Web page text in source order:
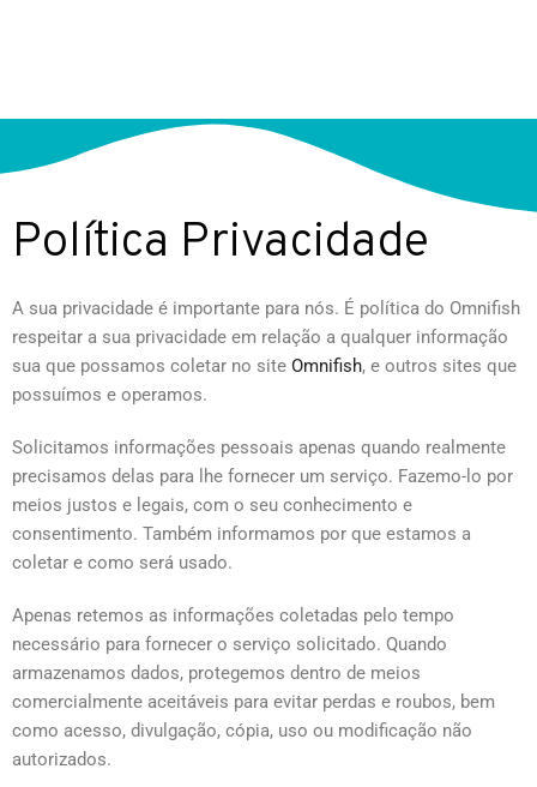
Política Privacidade
A sua privacidade é importante para nós. É política do Omnifish
respeitar a sua privacidade em relação a qualquer informação
sua que possamos coletar no site Omnifish, e outros sites que
possuímos e operamos.
Solicitamos informações pessoais apenas quando realmente
precisamos delas para lhe fornecer um serviço. Fazemo-lo por
meios justos e legais, com o seu conhecimento e
consentimento. Também informamos por que estamos a
coletar e como será usado.
Apenas retemos as informações coletadas pelo tempo
necessário para fornecer o serviço solicitado. Quando
armazenamos dados, protegemos dentro de meios
comercialmente aceitáveis para evitar perdas e roubos, bem
como acesso, divulgação, cópia, uso ou modificação não
autorizados.